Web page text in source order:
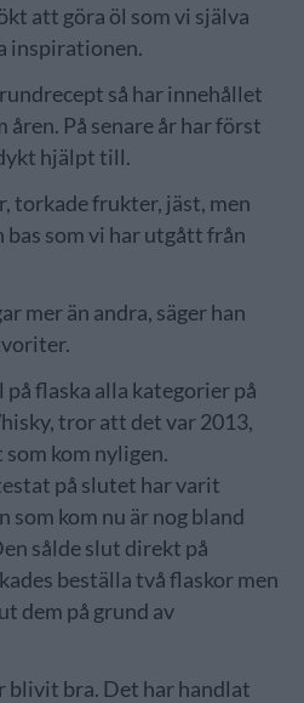
att göra öl som vi själva
inspirationen.
så har innehållet
åren. På senare år har först
hjälpt till.
torkade frukter, jäst, men
som vi har utgått från
mer än andra, säger han
på flaska alla kategorier på
tror att det var 2013,
kom nyligen.
på slutet har varit
som kom nu är nog bland
sålde slut direkt på
beställa två flaskor men
dem på grund av
blivit bra. Det har handlat